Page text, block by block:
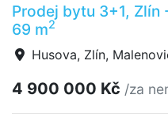
Prodej bytu 3+1, Zlín
69 m2
Husova, Zlín,
4 900 000 Kč /za